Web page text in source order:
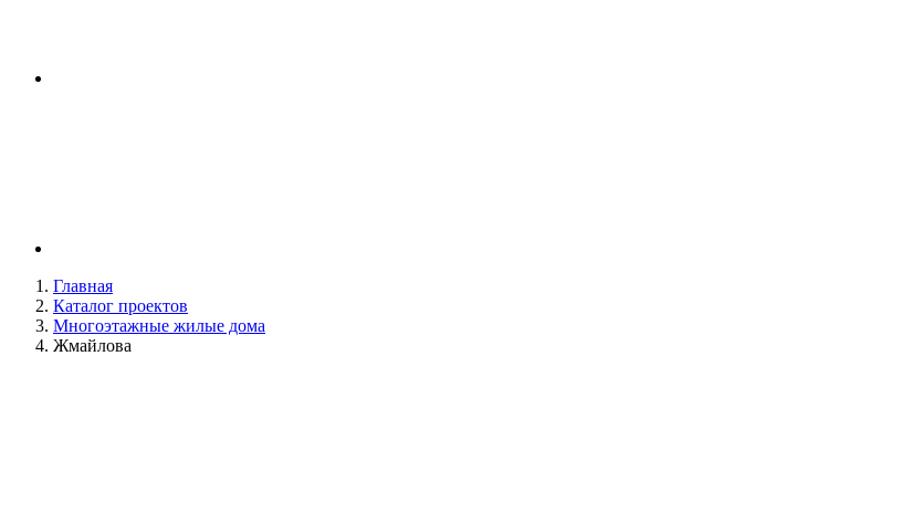
Главная
Каталог проектов
Многоэтажные жилые дома
Жмайлова